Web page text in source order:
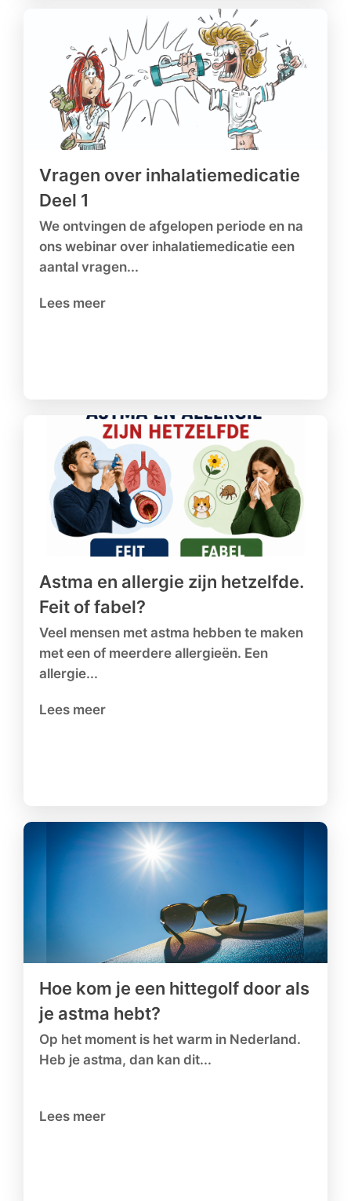
Vragen over inhalatiemedicatie
Deel 1
We ontvingen de afgelopen periode en na
ons webinar over inhalatiemedicatie een
aantal vragen...
Lees meer
Astma en allergie zijn hetzelfde.
Feit of fabel?
Veel mensen met astma hebben te maken
met een of meerdere allergieën. Een
allergie...
Lees meer
Hoe kom je een hittegolf door als
je astma hebt?
Op het moment is het warm in Nederland.
Heb je astma, dan kan dit...
Lees meer